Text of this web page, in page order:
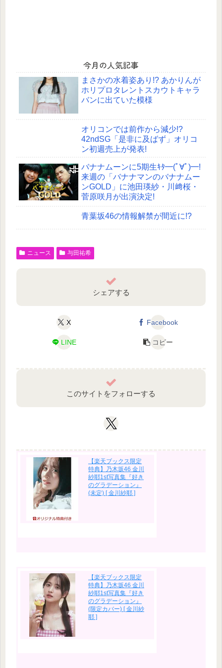
今月の人気記事
まさかの水着姿あり!? あかりんが
ホリプロタレントスカウトキャラ
バンに出ていた模様
オリコンでは前作から減少!?
42ndSG「是非に及ばず」オリコ
ン初週売上が発表!
バナナムーンに5期生ｷﾀ━(ﾟ∀ﾟ)━!
来週の「バナナマンのバナナムー
ンGOLD」に池田瑛紗・川﨑桜・
菅原咲月が出演決定!
青葉坂46の情報解禁が間近に!?
ニュース 与田祐希
シェアする
X Facebook
LINE コピー
このサイトをフォローする
【楽天ブックス限定
特典】乃木坂46 金川
紗耶1st写真集『好き
のグラデーション』
(未定) [ 金川紗耶 ]
【楽天ブックス限定
特典】乃木坂46 金川
紗耶1st写真集『好き
のグラデーション』
(限定カバー) [ 金川紗
耶 ]